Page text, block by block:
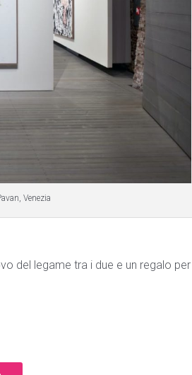
Venezia
del legame tra i due e un regalo per